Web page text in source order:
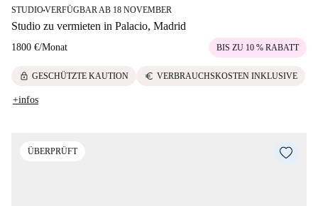
STUDIO■VERFÜGBAR AB 18 NOVEMBER
Studio zu vermieten in Palacio, Madrid
1800 €/Monat BIS ZU 10 % RABATT
lock GESCHÜTZTE KAUTION euro VERBRAUCHSKOSTEN INKLUSIVE
+infos
ÜBERPRÜFT